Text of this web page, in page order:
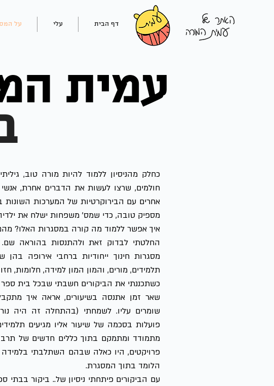
דף הבית עלי על
עמית
כחלק מהניסיון ללמוד להיות מורה טוב,
חולמים, שרצו לעשות את הדברים אחרת, אנשי
אחרים עם הבירוקרטיות של המערכות השונות
מספיק טובה, כדי שמס' משפחות ישלח את
איך אפשר ללמוד מה קורה במסגרות האלו?
החלטתי לבדוק זאת ולהתנסות בהוראה שם.
מסגרות חינוך ייחודיות ברחבי אירופה
תלמידים, מורים, והמון המון למידה, חלומות,
כשתכננתי את הביקורים חשבתי שבכל בית
שאר זמן אתנסה בשיעורים, אראה איך
שומרים עליו. לשמחתי (בהתחלה זה היה
פועלות בסכמה של שיעור אליו מגיעים
מתמודד ומתמקם בתוך כללים חדשים של
פרויקטים, היו כאלה שבהם השתלבתי
הלומד בתוך המסגרת.
עם הביקורים פיתחתי ניסיון של.. ביקור בבתי